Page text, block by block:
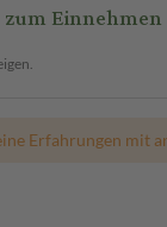
Einnehmen
Erfahrungen mit